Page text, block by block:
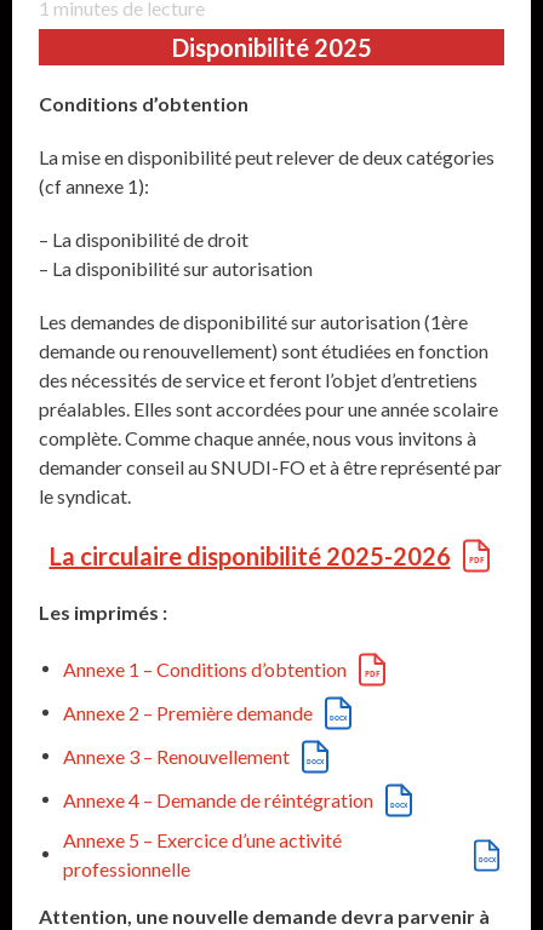
1 minutes de lecture
Disponibilité 2025
Conditions d’obtention
La mise en disponibilité peut relever de deux catégories
(cf annexe 1):
– La disponibilité de droit
– La disponibilité sur autorisation
Les demandes de disponibilité sur autorisation (1ère
demande ou renouvellement) sont étudiées en fonction
des nécessités de service et feront l’objet d’entretiens
préalables. Elles sont accordées pour une année scolaire
complète. Comme chaque année, nous vous invitons à
demander conseil au SNUDI-FO et à être représenté par
le syndicat.
La circulaire disponibilité 2025-2026
Les imprimés :
Annexe 1 – Conditions d’obtention
Annexe 2 – Première demande
Annexe 3 – Renouvellement
Annexe 4 – Demande de réintégration
Annexe 5 – Exercice d’une activité
professionnelle
Attention, une nouvelle demande devra parvenir à